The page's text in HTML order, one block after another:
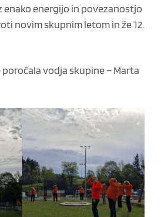
enako energijo in povezanostjo
novim skupnim letom in že 12.
poročala vodja skupine – Marta